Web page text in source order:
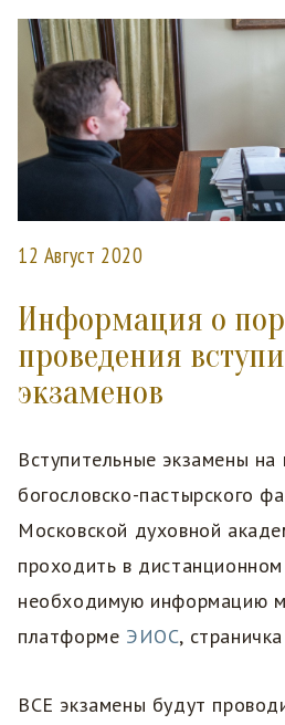
12 Август 2020
Информация о
проведения
экзаменов
Вступительные экзамены на
богословско-пастырского
Московской духовной
проходить в
необходимую информацию
платформе ЭИОС,
ВСЕ экзамены будут